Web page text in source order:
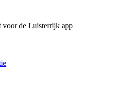
voor de Luisterrijk app